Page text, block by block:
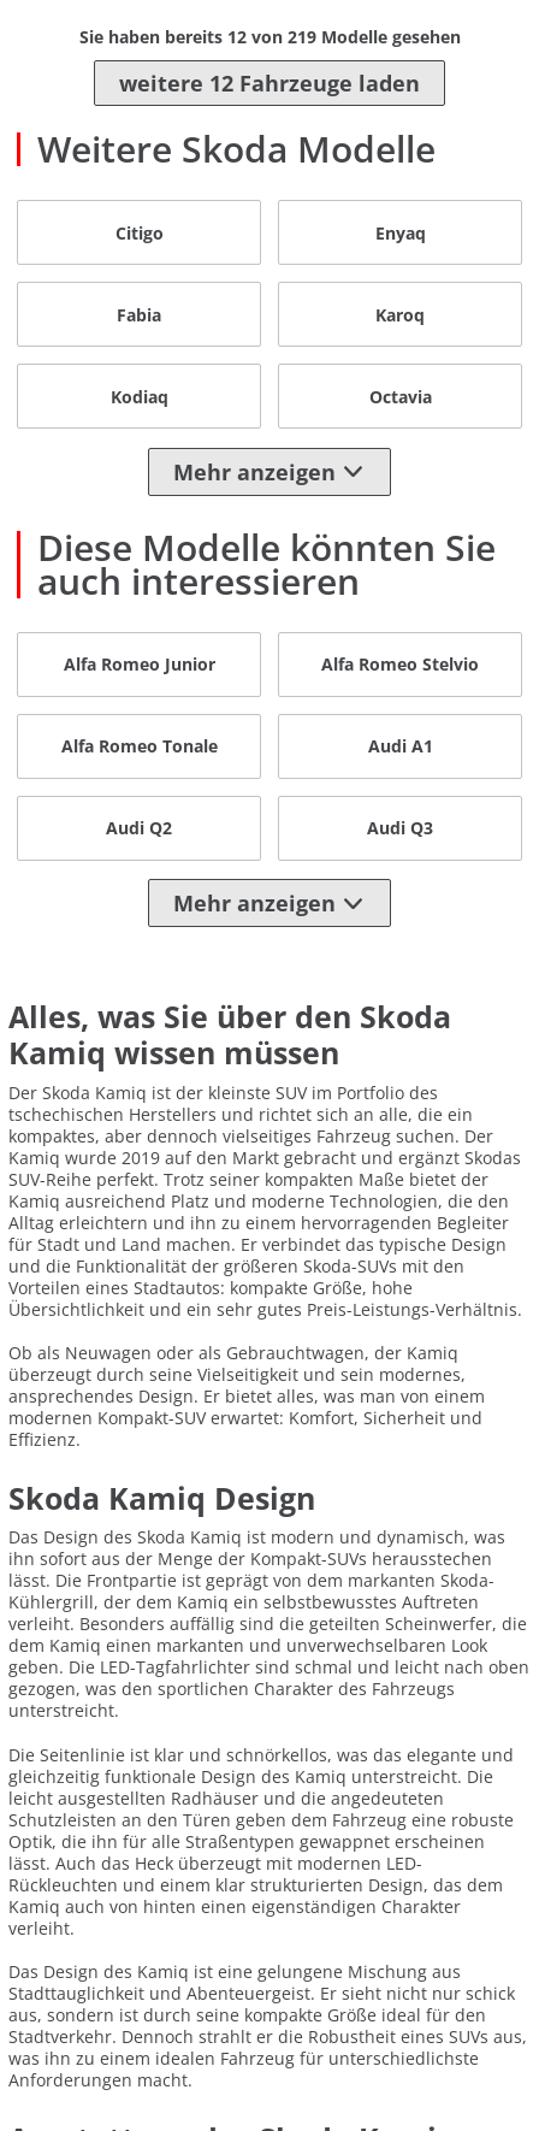
Sie haben bereits 12von 219Modelle gesehen
weitere 12 Fahrzeuge laden
Weitere Skoda Modelle
Citigo Enyaq
Fabia Karoq
Kodiaq Octavia
Mehr anzeigen
Diese Modelle könnten Sie
auch interessieren
Alfa Romeo Junior Alfa Romeo Stelvio
Alfa Romeo Tonale Audi A1
Audi Q2 Audi Q3
Mehr anzeigen
Alles, was Sie über den Skoda
Kamiq wissen müssen
Der Skoda Kamiq ist der kleinste SUV im Portfolio des
tschechischen Herstellers und richtet sich an alle, die ein
kompaktes, aber dennoch vielseitiges Fahrzeug suchen. Der
Kamiq wurde 2019 auf den Markt gebracht und ergänzt Skodas
SUV-Reihe perfekt. Trotz seiner kompakten Maße bietet der
Kamiq ausreichend Platz und moderne Technologien, die den
Alltag erleichtern und ihn zu einem hervorragenden Begleiter
für Stadt und Land machen. Er verbindet das typische Design
und die Funktionalität der größeren Skoda-SUVs mit den
Vorteilen eines Stadtautos: kompakte Größe, hohe
Übersichtlichkeit und ein sehr gutes Preis-Leistungs-Verhältnis.
Ob als Neuwagen oder als Gebrauchtwagen, der Kamiq
überzeugt durch seine Vielseitigkeit und sein modernes,
ansprechendes Design. Er bietet alles, was man von einem
modernen Kompakt-SUV erwartet: Komfort, Sicherheit und
Effizienz.
Skoda Kamiq Design
Das Design des Skoda Kamiq ist modern und dynamisch, was
ihn sofort aus der Menge der Kompakt-SUVs herausstechen
lässt. Die Frontpartie ist geprägt von dem markanten Skoda-
Kühlergrill, der dem Kamiq ein selbstbewusstes Auftreten
verleiht. Besonders auffällig sind die geteilten Scheinwerfer, die
dem Kamiq einen markanten und unverwechselbaren Look
geben. Die LED-Tagfahrlichter sind schmal und leicht nach oben
gezogen, was den sportlichen Charakter des Fahrzeugs
unterstreicht.
Die Seitenlinie ist klar und schnörkellos, was das elegante und
gleichzeitig funktionale Design des Kamiq unterstreicht. Die
leicht ausgestellten Radhäuser und die angedeuteten
Schutzleisten an den Türen geben dem Fahrzeug eine robuste
Optik, die ihn für alle Straßentypen gewappnet erscheinen
lässt. Auch das Heck überzeugt mit modernen LED-
Rückleuchten und einem klar strukturierten Design, das dem
Kamiq auch von hinten einen eigenständigen Charakter
verleiht.
Das Design des Kamiq ist eine gelungene Mischung aus
Stadttauglichkeit und Abenteuergeist. Er sieht nicht nur schick
aus, sondern ist durch seine kompakte Größe ideal für den
Stadtverkehr. Dennoch strahlt er die Robustheit eines SUVs aus,
was ihn zu einem idealen Fahrzeug für unterschiedlichste
Anforderungen macht.